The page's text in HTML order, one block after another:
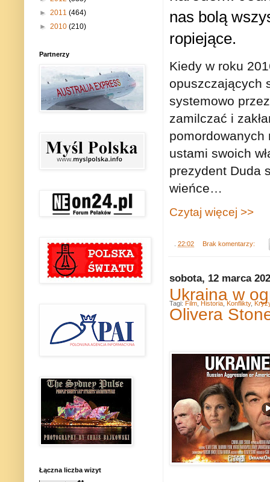
nas bolą
ropiejące.
Kiedy w roku
opuszczających
systemowo
zamilczać i
pomordowanych
ustami swoich
prezydent Duda
wieńce…
Czytaj więcej >>
22:02 Brak komentarzy:
sobota, 12 marca
Ukraina w
Olivera
Tagi: Film Historia Konflikty,
► 2011 (464)
► 2010 (210)
Partnerzy
Łączna liczba wizyt